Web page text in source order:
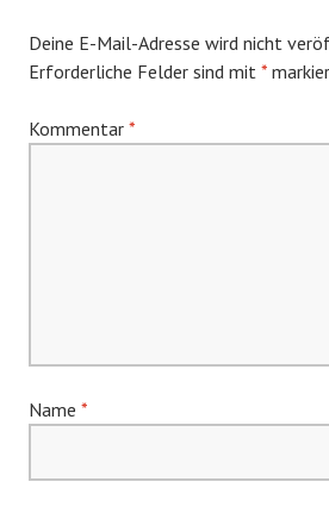
Deine E-Mail-Adresse wird nicht
Erforderliche Felder sind mit *
Kommentar *
Name *